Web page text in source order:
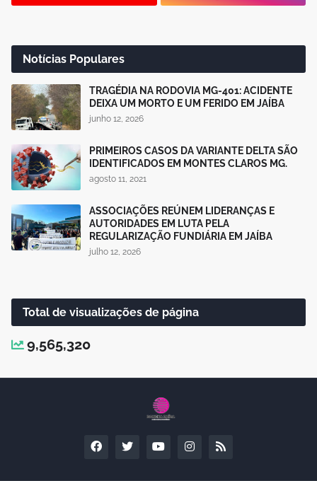
Notícias Populares
TRAGÉDIA NA RODOVIA MG-401: ACIDENTE
DEIXA UM MORTO E UM FERIDO EM JAÍBA
junho 12, 2026
PRIMEIROS CASOS DA VARIANTE DELTA SÃO
IDENTIFICADOS EM MONTES CLAROS MG.
agosto 11, 2021
ASSOCIAÇÕES REÚNEM LIDERANÇAS E
AUTORIDADES EM LUTA PELA
REGULARIZAÇÃO FUNDIÁRIA EM JAÍBA
julho 12, 2026
Total de visualizações de página
9,565,320